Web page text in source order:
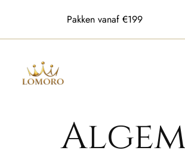
Alle maten beschikbaar